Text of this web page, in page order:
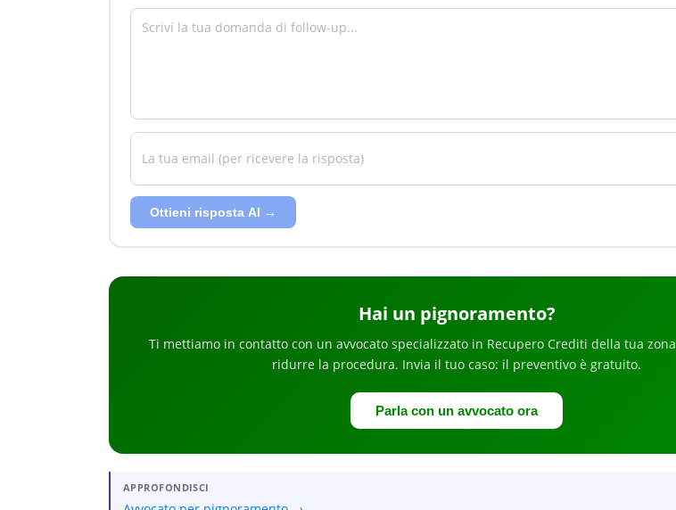
Ottieni risposta AI →
Hai un pignoramento?
Ti mettiamo in contatto con un avvocato specializzato in Recupero Crediti della tua zona
ridurre la procedura. Invia il tuo caso: il preventivo è gratuito.
Parla con un avvocato ora
APPROFONDISCI